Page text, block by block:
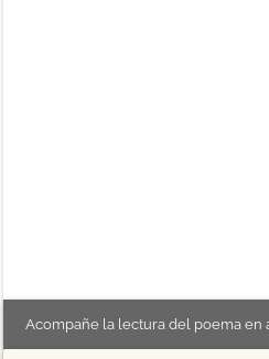
Acompañe la lectura del poema en